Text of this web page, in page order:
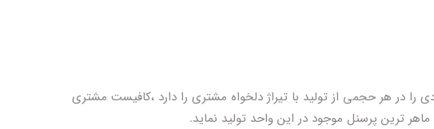
را در هر حجمی از تولید با تیراژ دلخواه مشتری را دارد ،کافیست مشتری
ترین پرسنل موجود در این واحد تولید نماید.